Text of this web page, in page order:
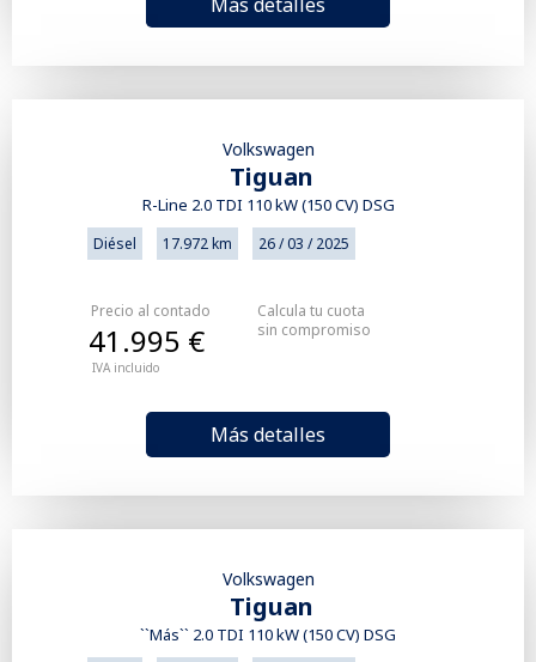
Volkswagen
Tiguan
R-Line 2.0 TDI 110 kW (150 CV) DSG
Diésel 17.972 km 26 / 03 / 2025
Precio al contado
IVA incluido
41.995 €
Más detalles
Calcula tu cuota
sin compromiso
Volkswagen
Tiguan
``Más`` 2.0 TDI 110 kW (150 CV) DSG